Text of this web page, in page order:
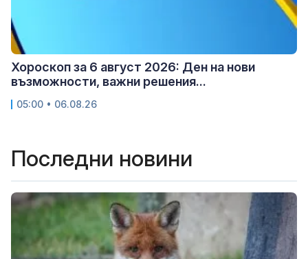
Хороскоп за 6 август 2026: Ден на нови
възможности, важни решения...
05:00 • 06.08.26
Последни новини